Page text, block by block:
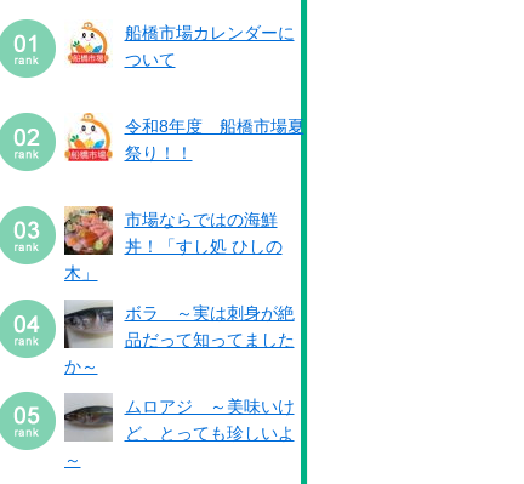
船橋市場カレンダーに
ついて
令和8年度 船橋市場夏
祭り！！
市場ならではの海鮮
丼！「すし処 ひしの
木」
ボラ ～実は刺身が絶
品だって知ってました
か～
ムロアジ ～美味いけ
ど、とっても珍しいよ
～